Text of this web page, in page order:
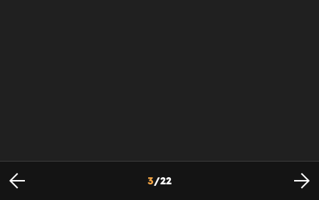
3/22